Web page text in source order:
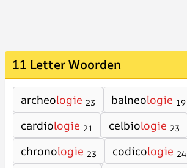
11 Letter Woorden
archeologie 23 balneologie 19
cardiologie 21 celbiologie 23
chronologie 23 codicologie 24